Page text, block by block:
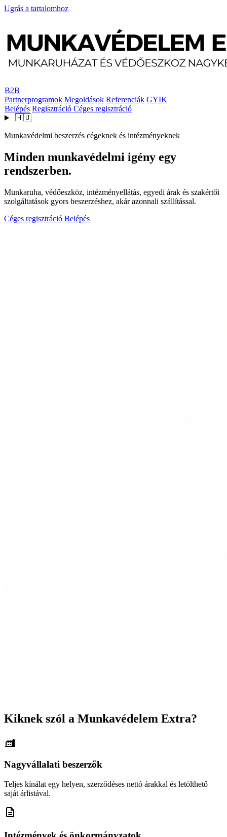
Ugrás a tartalomhoz
B2B
Partnerprogramok Megoldások Referenciák GYIK
Belépés Regisztráció Céges regisztráció
🇭🇺
Munkavédelmi beszerzés cégeknek és intézményeknek
Minden munkavédelmi igény egy
rendszerben.
Munkaruha, védőeszköz, intézményellátás, egyedi árak és szakértői
szolgáltatások gyors beszerzéshez, akár azonnali szállítással.
Céges regisztráció Belépés
Kiknek szól a Munkavédelem Extra?
Nagyvállalati beszerzők
Teljes kínálat egy helyen, szerződéses nettó árakkal és letölthető
saját árlistával.